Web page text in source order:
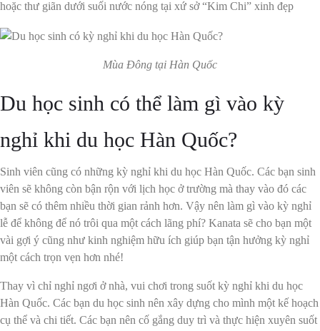
hoặc thư giãn dưới suối nước nóng tại xứ sở “Kim Chi” xinh đẹp
Mùa Đông tại Hàn Quốc
Du học sinh có thể làm gì vào kỳ
nghỉ khi du học Hàn Quốc?
Sinh viên cũng có những kỳ nghỉ khi du học Hàn Quốc. Các bạn sinh
viên sẽ không còn bận rộn với lịch học ở trường mà thay vào đó các
bạn sẽ có thêm nhiều thời gian rảnh hơn. Vậy nên làm gì vào kỳ nghỉ
lễ để không để nó trôi qua một cách lãng phí? Kanata sẽ cho bạn một
vài gợi ý cũng như kinh nghiệm hữu ích giúp bạn tận hưởng kỳ nghỉ
một cách trọn vẹn hơn nhé!
Thay vì chỉ nghỉ ngơi ở nhà, vui chơi trong suốt kỳ nghỉ khi du học
Hàn Quốc. Các bạn du học sinh nên xây dựng cho mình một kế hoạch
cụ thể và chi tiết. Các bạn nên cố gắng duy trì và thực hiện xuyên suốt